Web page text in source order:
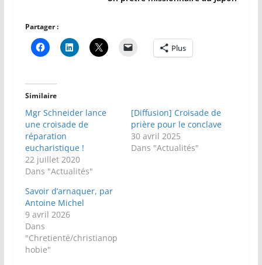
Partager :
Plus
Similaire
Mgr Schneider lance
une croisade de
réparation
eucharistique !
22 juillet 2020
Dans "Actualités"
[Diffusion] Croisade de
prière pour le conclave
30 avril 2025
Dans "Actualités"
Savoir d’arnaquer, par
Antoine Michel
9 avril 2026
Dans
"Chretienté/christianop
hobie"